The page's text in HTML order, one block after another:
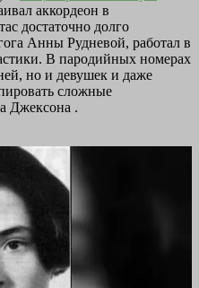
аккордеон в
достаточно долго
Анны Рудневой, работал в
В пародийных номерах
но и девушек и даже
сложные
Джексона .